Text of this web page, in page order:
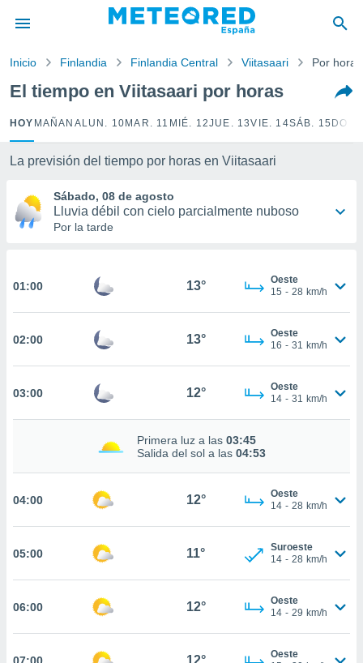
por
para
que se
calidad.
a este
y
basada
la
nuestros
en
ACEPTAR
Inicio Finlandia Finlandia Central Viitasaari Por horas
El tiempo en Viitasaari por horas
HOY MAÑANA LUN. 10 MAR. 11 MIÉ. 12JUE. 13VIE. 14SÁB. 15
La previsión del tiempo por horas en Viitasaari
Sábado, 08 de agosto
Lluvia débil con cielo parcialmente nuboso
Por la tarde
01:00 13°
Oeste
15 - 28 km/h
02:00 13°
Oeste
16 - 31 km/h
03:00 12°
Oeste
14 - 31 km/h
Primera luz a las 03:45
Salida del sol a las 04:53
04:00 12°
Oeste
14 - 28 km/h
05:00 11°
Suroeste
14 - 28 km/h
06:00 12°
Oeste
14 - 29 km/h
07:00 12°
Oeste